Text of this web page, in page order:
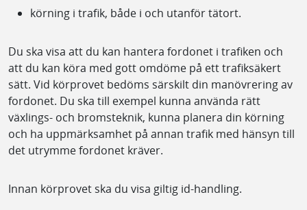
körning i trafik, både i och utanför tätort.
Du ska visa att du kan hantera fordonet i trafiken och
att du kan köra med gott omdöme på ett trafiksäkert
sätt. Vid körprovet bedöms särskilt din manövrering av
fordonet. Du ska till exempel kunna använda rätt
växlings- och bromsteknik, kunna planera din körning
och ha uppmärksamhet på annan trafik med hänsyn till
det utrymme fordonet kräver.
Innan körprovet ska du visa giltig id-handling.